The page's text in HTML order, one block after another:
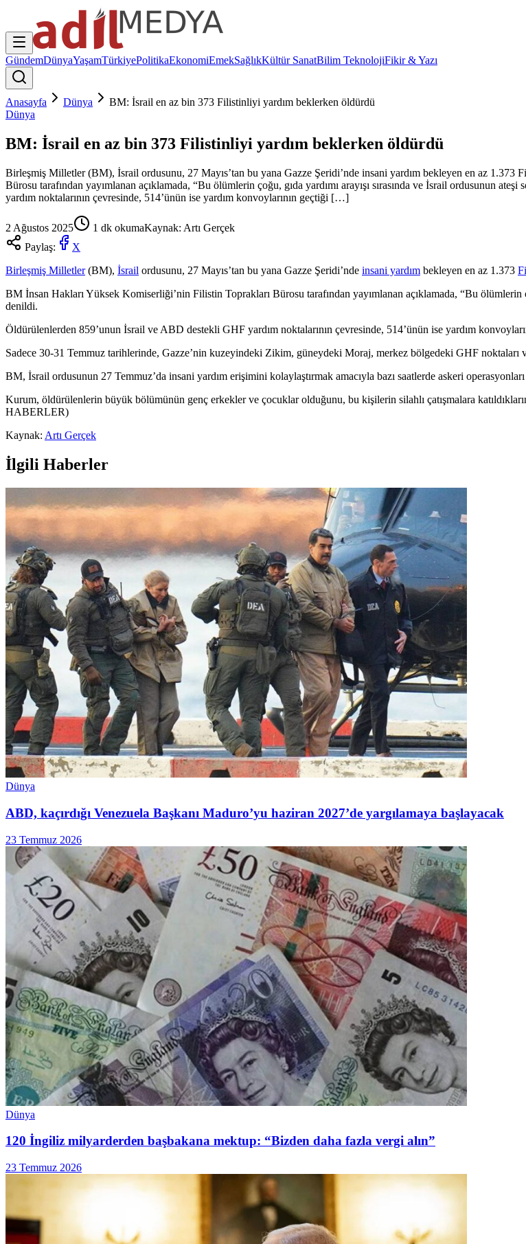
GündemDünyaYaşamTürkiyePolitikaEkonomiEmekSağlıkKültür SanatBilim TeknolojiFikir & Yazı
Anasayfa Dünya
BM: İsrail en az bin 373 Filistinliyi yardım beklerken öldürdü
Dünya
BM: İsrail en az bin 373 Filistinliyi yardım beklerken öldürdü
Birleşmiş Milletler (BM), İsrail ordusunu, 27 Mayıs’tan bu yana Gazze Şeridi’nde insani yardım bekleyen en az
Bürosu tarafından yayımlanan açıklamada, “Bu ölümlerin çoğu, gıda yardımı arayışı sırasında ve İsrail ordusunun
yardım noktalarının çevresinde, 514’ünün ise yardım konvoylarının geçtiği […]
2 Ağustos 2025 1 dk okumaKaynak: Artı Gerçek
Paylaş:
X
Birleşmiş Milletler(BM), İsrail ordusunu, 27 Mayıs’tan bu yana Gazze Şeridi’nde insani yardım bekleyen en az 1.373
BM İnsan Hakları Yüksek Komiserliği’nin Filistin Toprakları Bürosu tarafından yayımlanan açıklamada, “Bu ölümlerin
denildi.
Öldürülenlerden 859’unun İsrail ve ABD destekli GHF yardım noktalarının çevresinde, 514’ünün ise yardım
Sadece 30-31 Temmuz tarihlerinde, Gazze’nin kuzeyindeki Zikim, güneydeki Moraj, merkez bölgedeki GHF
BM, İsrail ordusunun 27 Temmuz’da insani yardım erişimini kolaylaştırmak amacıyla bazı saatlerde askeri operasyonları
Kurum, öldürülenlerin büyük bölümünün genç erkekler ve çocuklar olduğunu, bu kişilerin silahlı çatışmalara
HABERLER)
Kaynak: Artı Gerçek
İlgili Haberler
Dünya
ABD, kaçırdığı Venezuela Başkanı Maduro’yu haziran 2027’de yargılamaya başlayacak
23 Temmuz 2026
Dünya
120 İngiliz milyarderden başbakana mektup: “Bizden daha fazla vergi alın”
23 Temmuz 2026